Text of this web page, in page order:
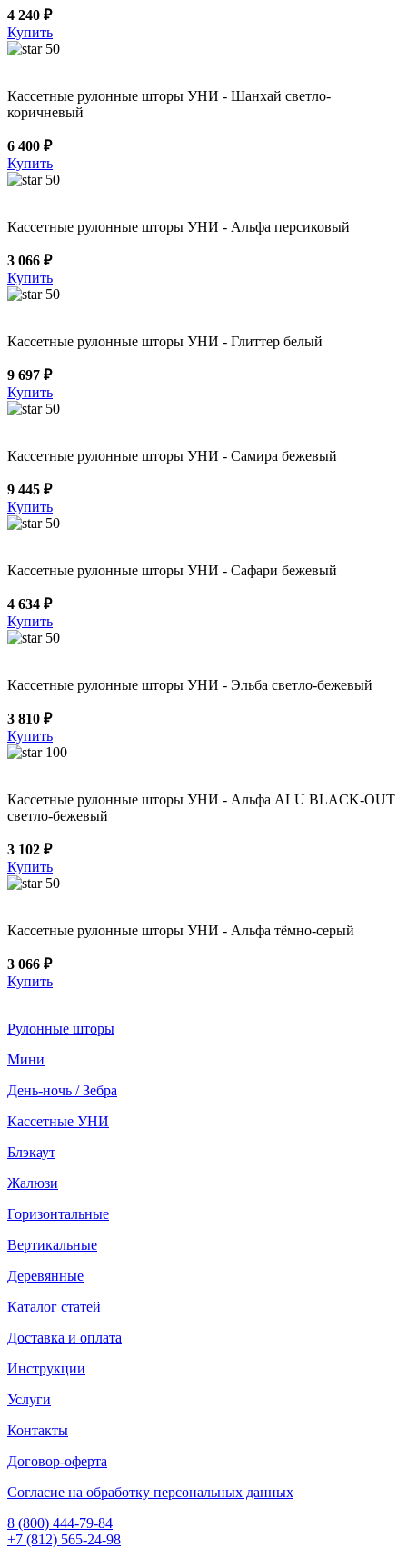
4 240 ₽
Купить
50
Кассетные рулонные шторы УНИ - Шанхай светло-
коричневый
6 400 ₽
Купить
50
Кассетные рулонные шторы УНИ - Альфа персиковый
3 066 ₽
Купить
50
Кассетные рулонные шторы УНИ - Глиттер белый
9 697 ₽
Купить
50
Кассетные рулонные шторы УНИ - Самира бежевый
9 445 ₽
Купить
50
Кассетные рулонные шторы УНИ - Сафари бежевый
4 634 ₽
Купить
50
Кассетные рулонные шторы УНИ - Эльба светло-бежевый
3 810 ₽
Купить
100
Кассетные рулонные шторы УНИ - Альфа ALU BLACK-OUT
светло-бежевый
3 102 ₽
Купить
50
Кассетные рулонные шторы УНИ - Альфа тёмно-серый
3 066 ₽
Купить
Рулонные шторы
Мини
День-ночь / Зебра
Кассетные УНИ
Блэкаут
Жалюзи
Горизонтальные
Вертикальные
Деревянные
Каталог статей
Доставка и оплата
Инструкции
Услуги
Контакты
Договор-оферта
Согласие на обработку персональных данных
8 (800) 444-79-84
+7 (812) 565-24-98